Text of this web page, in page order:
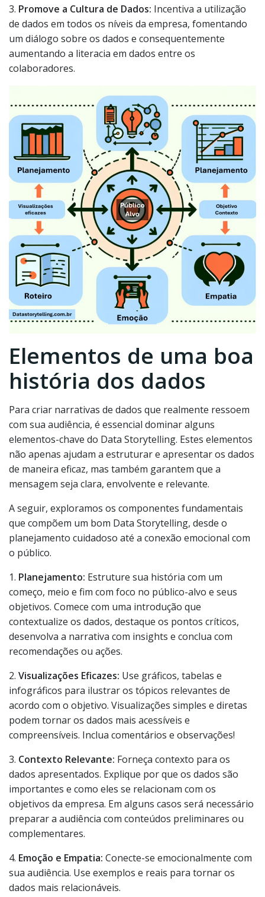
3. Promove a Cultura de Dados: Incentiva a utilização
de dados em todos os níveis da empresa, fomentando
um diálogo sobre os dados e consequentemente
aumentando a literacia em dados entre os
colaboradores.
Elementos de uma boa
história dos dados
Para criar narrativas de dados que realmente ressoem
com sua audiência, é essencial dominar alguns
elementos-chave do Data Storytelling. Estes elementos
não apenas ajudam a estruturar e apresentar os dados
de maneira eficaz, mas também garantem que a
mensagem seja clara, envolvente e relevante.
A seguir, exploramos os componentes fundamentais
que compõem um bom Data Storytelling, desde o
planejamento cuidadoso até a conexão emocional com
o público.
1. Planejamento: Estruture sua história com um
começo, meio e fim com foco no público-alvo e seus
objetivos. Comece com uma introdução que
contextualize os dados, destaque os pontos críticos,
desenvolva a narrativa com insights e conclua com
recomendações ou ações.
2. Visualizações Eficazes: Use gráficos, tabelas e
infográficos para ilustrar os tópicos relevantes de
acordo com o objetivo. Visualizações simples e diretas
podem tornar os dados mais acessíveis e
compreensíveis. Inclua comentários e observações!
3. Contexto Relevante: Forneça contexto para os
dados apresentados. Explique por que os dados são
importantes e como eles se relacionam com os
objetivos da empresa. Em alguns casos será necessário
preparar a audiência com conteúdos preliminares ou
complementares.
4. Emoção e Empatia: Conecte-se emocionalmente com
sua audiência. Use exemplos e reais para tornar os
dados mais relacionáveis.